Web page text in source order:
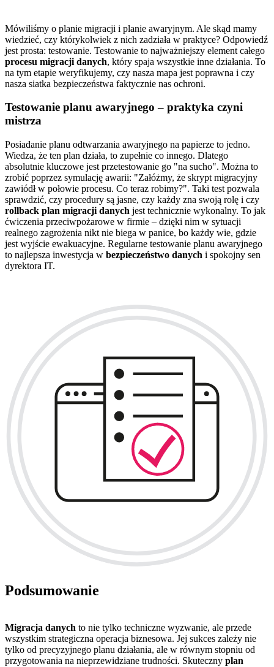
Mówiliśmy o planie migracji i planie awaryjnym. Ale skąd mamy
wiedzieć, czy którykolwiek z nich zadziała w praktyce? Odpowiedź
jest prosta: testowanie. Testowanie to najważniejszy element całego
procesu migracji danych, który spaja wszystkie inne działania. To
na tym etapie weryfikujemy, czy nasza mapa jest poprawna i czy
nasza siatka bezpieczeństwa faktycznie nas ochroni.
Testowanie planu awaryjnego – praktyka czyni
mistrza
Posiadanie planu odtwarzania awaryjnego na papierze to jedno.
Wiedza, że ten plan działa, to zupełnie co innego. Dlatego
absolutnie kluczowe jest przetestowanie go "na sucho". Można to
zrobić poprzez symulację awarii: "Załóżmy, że skrypt migracyjny
zawiódł w połowie procesu. Co teraz robimy?". Taki test pozwala
sprawdzić, czy procedury są jasne, czy każdy zna swoją rolę i czy
rollback plan migracji danych jest technicznie wykonalny. To jak
ćwiczenia przeciwpożarowe w firmie – dzięki nim w sytuacji
realnego zagrożenia nikt nie biega w panice, bo każdy wie, gdzie
jest wyjście ewakuacyjne. Regularne testowanie planu awaryjnego
to najlepsza inwestycja w bezpieczeństwo danych i spokojny sen
dyrektora IT.
Podsumowanie
Migracja danych to nie tylko techniczne wyzwanie, ale przede
wszystkim strategiczna operacja biznesowa. Jej sukces zależy nie
tylko od precyzyjnego planu działania, ale w równym stopniu od
przygotowania na nieprzewidziane trudności. Skuteczny plan